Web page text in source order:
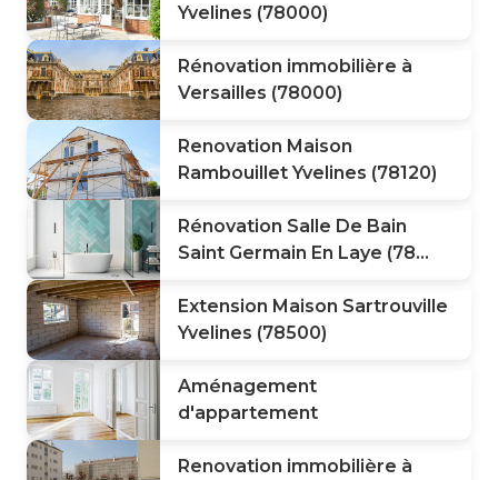
Yvelines (78000)
Rénovation immobilière à
Versailles (78000)
Renovation Maison
Rambouillet Yvelines (78120)
Rénovation Salle De Bain
Saint Germain En Laye (78...
Extension Maison Sartrouville
Yvelines (78500)
Aménagement
d'appartement
Renovation immobilière à